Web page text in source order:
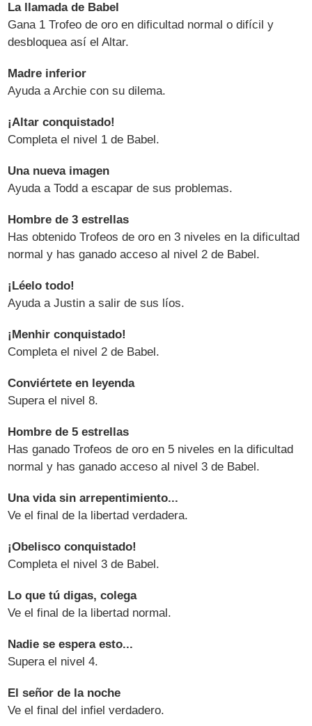
La llamada de Babel
Gana 1 Trofeo de oro en dificultad normal o difícil y
desbloquea así el Altar.
Madre inferior
Ayuda a Archie con su dilema.
¡Altar conquistado!
Completa el nivel 1 de Babel.
Una nueva imagen
Ayuda a Todd a escapar de sus problemas.
Hombre de 3 estrellas
Has obtenido Trofeos de oro en 3 niveles en la dificultad
normal y has ganado acceso al nivel 2 de Babel.
¡Léelo todo!
Ayuda a Justin a salir de sus líos.
¡Menhir conquistado!
Completa el nivel 2 de Babel.
Conviértete en leyenda
Supera el nivel 8.
Hombre de 5 estrellas
Has ganado Trofeos de oro en 5 niveles en la dificultad
normal y has ganado acceso al nivel 3 de Babel.
Una vida sin arrepentimiento...
Ve el final de la libertad verdadera.
¡Obelisco conquistado!
Completa el nivel 3 de Babel.
Lo que tú digas, colega
Ve el final de la libertad normal.
Nadie se espera esto...
Supera el nivel 4.
El señor de la noche
Ve el final del infiel verdadero.